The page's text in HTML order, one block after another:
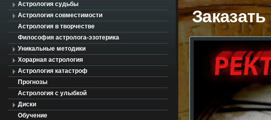
Астрология судьбы
Астрология совместимости
Астрология в творчестве
Философия астролога-эзотерика
Уникальные методики
Хорарная астрология
Астрология катастроф
Прогнозы
Астрология с улыбкой
Диски
Обучение